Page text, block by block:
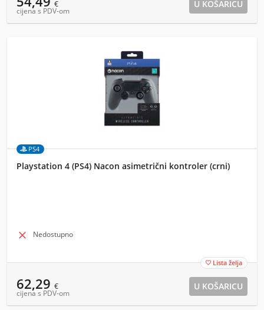
€
cijena s PDV-om
PS4
Playstation 4 (PS4) Nacon asimetrični kontroler (crni)
 Nedostupno
 Lista želja
62,29 €
cijena s PDV-om